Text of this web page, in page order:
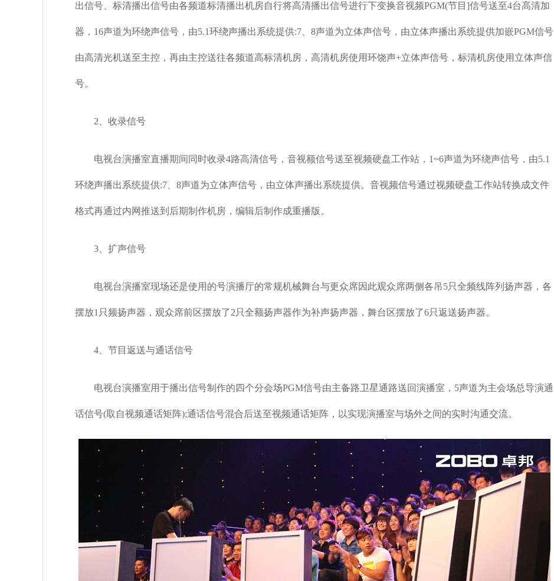
出信号、标清播出信号由各频道标清播出机房自行将高清播出信号进行下变换音视频PGM(节目]信号送至4台高清加
器，16声道为环绕声信号，由5.1环绕声播出系统提供:7、8声道为立体声信号，由立体声播出系统提供加嵌PGM信号
由高清光机送至主控，再由主控送往各频道高标清机房，高清机房使用环饶声+立体声信号，标清机房使用立体声信
号。
2、收录信号
电视台演播室直播期间同时收录4路高清信号，音视额信号送至视频硬盘工作站，1~6声道为环绕声信号，由5.1
环绕声播出系统提供:7、8声道为立体声信号，由立体声播出系统提供。音视频信号通过视频硬盘工作站转换成文件
格式再通过内网推送到后期制作机房，编辑后制作成重播版。
3、扩声信号
电视台演播室现场还是使用的号演播厅的常规机械舞台与更众席因此观众席两侧各吊5只全频线阵列扬声器，各
摆放1只频扬声器，观众席前区摆放了2只全额扬声器作为补声扬声器，舞台区摆放了6只返送扬声器。
4、节目返送与通话信号
电视台演播室用于播出信号制作的四个分会场PGM信号由主备路卫星通路送回演播室，5声道为主会场总导演通
话信号(取自视频通话矩阵);通话信号混合后送至视频通话矩阵，以实现演播室与场外之间的实时沟通交流。